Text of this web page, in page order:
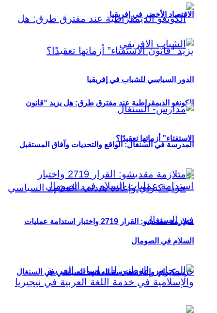
الكونغو الديمقراطية عند مفترق طرق: هل يزيد “قانون
الاستفتاء” أزماتها تعقيدًا؟
حزب كيراي وإعادة هندسة المشهد السياسي في السنغال
الاقتصاد الأخضر في إفريقيا
الدور السياسي للشباب في إفريقيا
المدرسة في السنغال: الواقع والتحديات وآفاق المستقبل
متلازمة مقديشو: القرار 2719 واختبار استدامة عمليات
السلام في الصومال